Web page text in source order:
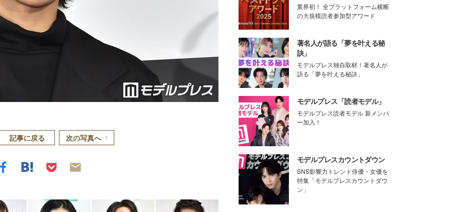
記事に戻る 次の写真へ
業界初！ 全プラットフォーム横断
の大規模読者参加型アワード
著名人が語る「夢を叶える秘
訣」
モデルプレス独自取材！著名人が
語る「夢を叶える秘訣」
モデルプレス「読者モデル」
モデルプレス読者モデル 新メンバ
ー加入！
モデルプレスカウントダウン
SNS影響力トレンド俳優・女優を
特集「モデルプレスカウントダウ
ン」